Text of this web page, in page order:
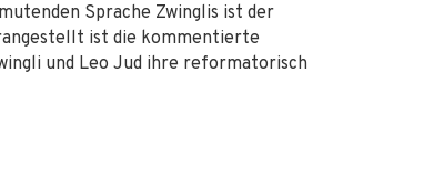
Sprache Zwinglis ist der
ist die kommentierte
und Leo Jud ihre reformatorisch